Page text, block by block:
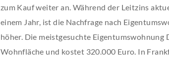
zum Kauf weiter an. Während der Leitzins
einem Jahr, ist die Nachfrage nach
höher. Die meistgesuchte Eigentumswohnung
Wohnfläche und kostet 320.000 Euro. In